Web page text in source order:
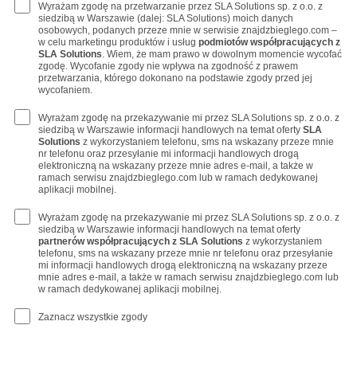
Wyrażam zgodę na przetwarzanie przez SLA Solutions sp. z o.o. z
siedzibą w Warszawie (dalej: SLA Solutions) moich danych
osobowych, podanych przeze mnie w serwisie znajdzbieglego.com –
w celu marketingu produktów i usług podmiotów współpracujących z
SLA Solutions. Wiem, że mam prawo w dowolnym momencie wycofać
zgodę. Wycofanie zgody nie wpływa na zgodność z prawem
przetwarzania, którego dokonano na podstawie zgody przed jej
wycofaniem.
Wyrażam zgodę na przekazywanie mi przez SLA Solutions sp. z o.o. z
siedzibą w Warszawie informacji handlowych na temat oferty SLA
Solutions z wykorzystaniem telefonu, sms na wskazany przeze mnie
nr telefonu oraz przesyłanie mi informacji handlowych drogą
elektroniczną na wskazany przeze mnie adres e-mail, a także w
ramach serwisu znajdzbieglego.com lub w ramach dedykowanej
aplikacji mobilnej.
Wyrażam zgodę na przekazywanie mi przez SLA Solutions sp. z o.o. z
siedzibą w Warszawie informacji handlowych na temat oferty
partnerów współpracujących z SLA Solutions z wykorzystaniem
telefonu, sms na wskazany przeze mnie nr telefonu oraz przesyłanie
mi informacji handlowych drogą elektroniczną na wskazany przeze
mnie adres e-mail, a także w ramach serwisu znajdzbieglego.com lub
w ramach dedykowanej aplikacji mobilnej.
Zaznacz wszystkie zgody